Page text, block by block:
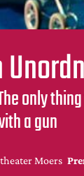
only
a gun
Moers